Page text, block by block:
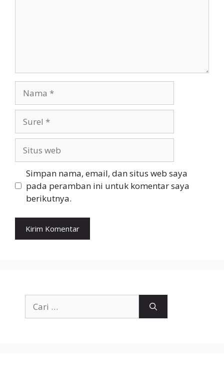
web
Simpan nama, email, dan situs web saya
pada peramban ini untuk komentar saya
berikutnya.
untuk: